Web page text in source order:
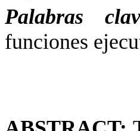
Palabras
funciones